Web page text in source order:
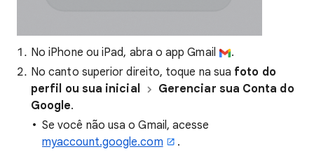
No iPhone ou iPad, abra o app Gmail
.
No canto superior direito, toque na sua foto do
perfil ou sua inicial
Gerenciar sua Conta do
Google.
Se você não usa o Gmail, acesse
myaccount.google.com
.